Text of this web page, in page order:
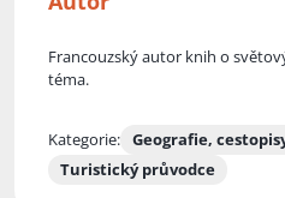
Francouzský autor knih o
téma.
Kategorie: Geografie,
Turistický průvodce